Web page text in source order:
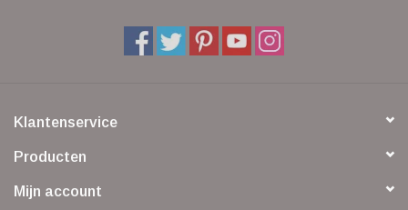
Klantenservice
Producten
Mijn account